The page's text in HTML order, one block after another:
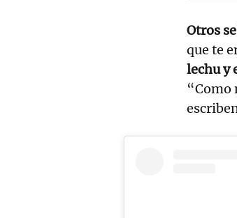
Otros
que te
lechu y
“Como